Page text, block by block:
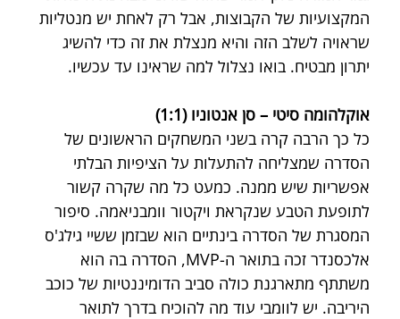
המקצועיות של הקבוצות, אבל רק לאחת יש מנטליות
שראויה לשלב הזה והיא מנצלת את זה כדי להשיג
יתרון מבטיח. בואו נצלול למה שראינו עד עכשיו.
אוקלהומה סיטי – סן אנטוניו (1:1)
כל כך הרבה קרה בשני המשחקים הראשונים של
הסדרה שמצליחה להתעלות על הציפיות הבלתי
אפשריות שיש ממנה. כמעט כל מה שקרה קשור
לתופעת הטבע שנקראת ויקטור וומבניאמה. סיפור
המסגרת של הסדרה בינתיים הוא שבזמן ששיי גילג'ס
אלכסנדר זכה בתואר ה-MVP, הסדרה בה הוא
משתתף מתארגנת כולה סביב הדומיננטיות של כוכב
היריבה. יש לוומבי עוד מה להוכיח בדרך לתואר